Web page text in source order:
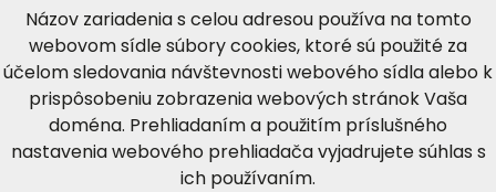
Názov zariadenia s celou adresou používa na tomto
webovom sídle súbory cookies, ktoré sú použité za
účelom sledovania návštevnosti webového sídla alebo k
prispôsobeniu zobrazenia webových stránok Vaša
doména. Prehliadaním a použitím príslušného
nastavenia webového prehliadača vyjadrujete súhlas s
ich používaním.